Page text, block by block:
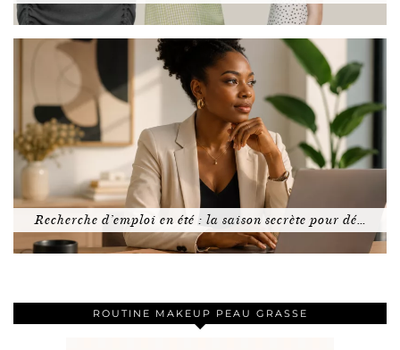
Recherche d’emploi en été : la saison secrète pour dé…
ROUTINE MAKEUP PEAU GRASSE